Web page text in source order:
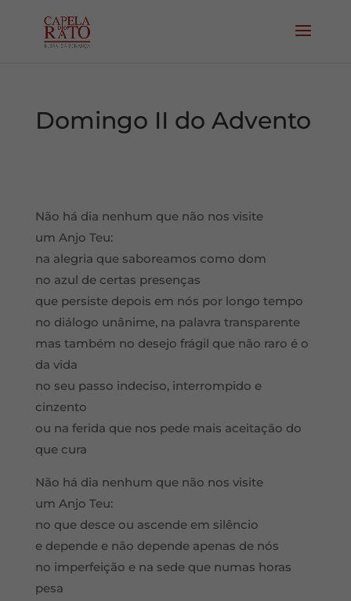
Domingo II do Advento
Não há dia nenhum que não nos visite
um Anjo Teu:
na alegria que saboreamos como dom
no azul de certas presenças
que persiste depois em nós por longo tempo
no diálogo unânime, na palavra transparente
mas também no desejo frágil que não raro é o
da vida
no seu passo indeciso, interrompido e
cinzento
ou na ferida que nos pede mais aceitação do
que cura
Não há dia nenhum que não nos visite
um Anjo Teu:
no que desce ou ascende em silêncio
e depende e não depende apenas de nós
no imperfeição e na sede que numas horas
pesa